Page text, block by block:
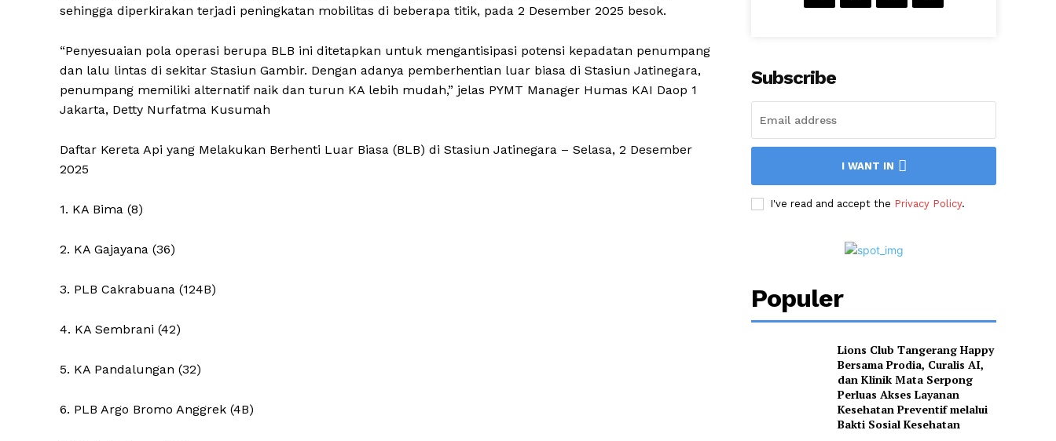
sehingga diperkirakan terjadi peningkatan mobilitas di beberapa titik, pada 2 Desember 2025 besok.
“Penyesuaian pola operasi berupa BLB ini ditetapkan untuk mengantisipasi potensi kepadatan penumpang
dan lalu lintas di sekitar Stasiun Gambir. Dengan adanya pemberhentian luar biasa di Stasiun Jatinegara,
penumpang memiliki alternatif naik dan turun KA lebih mudah,” jelas PYMT Manager Humas KAI Daop 1
Jakarta, Detty Nurfatma Kusumah
Daftar Kereta Api yang Melakukan Berhenti Luar Biasa (BLB) di Stasiun Jatinegara – Selasa, 2 Desember
2025
1. KA Bima (8)
2. KA Gajayana (36)
3. PLB Cakrabuana (124B)
4. KA Sembrani (42)
5. KA Pandalungan (32)
6. PLB Argo Bromo Anggrek (4B)
Subscribe
I WANT IN
I've read and accept the Privacy Policy.
Populer
Lions Club Tangerang Happy
Bersama Prodia, Curalis AI,
dan Klinik Mata Serpong
Perluas Akses Layanan
Kesehatan Preventif melalui
Bakti Sosial Kesehatan